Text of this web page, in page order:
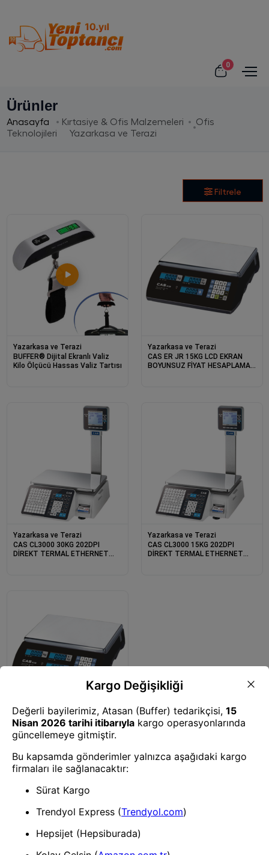
0
Ürünler
Anasayfa Kırtasiye & Ofis Malzemeleri
Ofis
Teknolojileri
Yazarkasa ve Terazi
Filtrele
Yazarkasa ve Terazi
BUFFER® Dijital Ekranlı Valiz
Kilo Ölçücü Hassas Valiz Tartısı
Yazarkasa ve Terazi
CAS ER JR 15KG LCD EKRAN
BOYUNSUZ FİYAT HESAPLAMALI
Yazarkasa ve Terazi
CAS CL3000 30KG 202DPI
DİREKT TERMAL ETHERNET
Yazarkasa ve Terazi
CAS CL3000 15KG 202DPI
DİREKT TERMAL ETHERNET
Yazarkasa ve Terazi
CAS ER JR 30KG LCD EKRAN
BOYUNSUZ FİYAT HESAPLAMALI